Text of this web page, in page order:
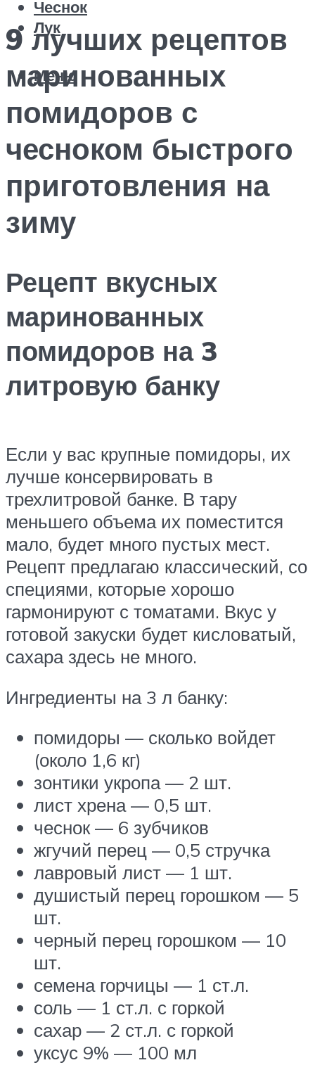
Чеснок
Лук
Меню
9 лучших рецептов
маринованных
помидоров с
чесноком быстрого
приготовления на
зиму
Рецепт вкусных
маринованных
помидоров на 3
литровую банку
Если у вас крупные помидоры, их
лучше консервировать в
трехлитровой банке. В тару
меньшего объема их поместится
мало, будет много пустых мест.
Рецепт предлагаю классический, со
специями, которые хорошо
гармонируют с томатами. Вкус у
готовой закуски будет кисловатый,
сахара здесь не много.
Ингредиенты на 3 л банку:
помидоры — сколько войдет
(около 1,6 кг)
зонтики укропа — 2 шт.
лист хрена — 0,5 шт.
чеснок — 6 зубчиков
жгучий перец — 0,5 стручка
лавровый лист — 1 шт.
душистый перец горошком — 5
шт.
черный перец горошком — 10
шт.
семена горчицы — 1 ст.л.
соль — 1 ст.л. с горкой
сахар — 2 ст.л. с горкой
уксус 9% — 100 мл